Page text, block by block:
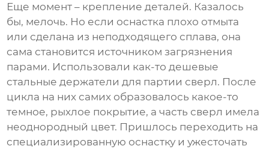
Еще момент – крепление деталей. Казалось
бы, мелочь. Но если оснастка плохо отмыта
или сделана из неподходящего сплава, она
сама становится источником загрязнения
парами. Использовали как-то дешевые
стальные держатели для партии сверл. После
цикла на них самих образовалось какое-то
темное, рыхлое покрытие, а часть сверл имела
неоднородный цвет. Пришлось переходить на
специализированную оснастку и ужесточать